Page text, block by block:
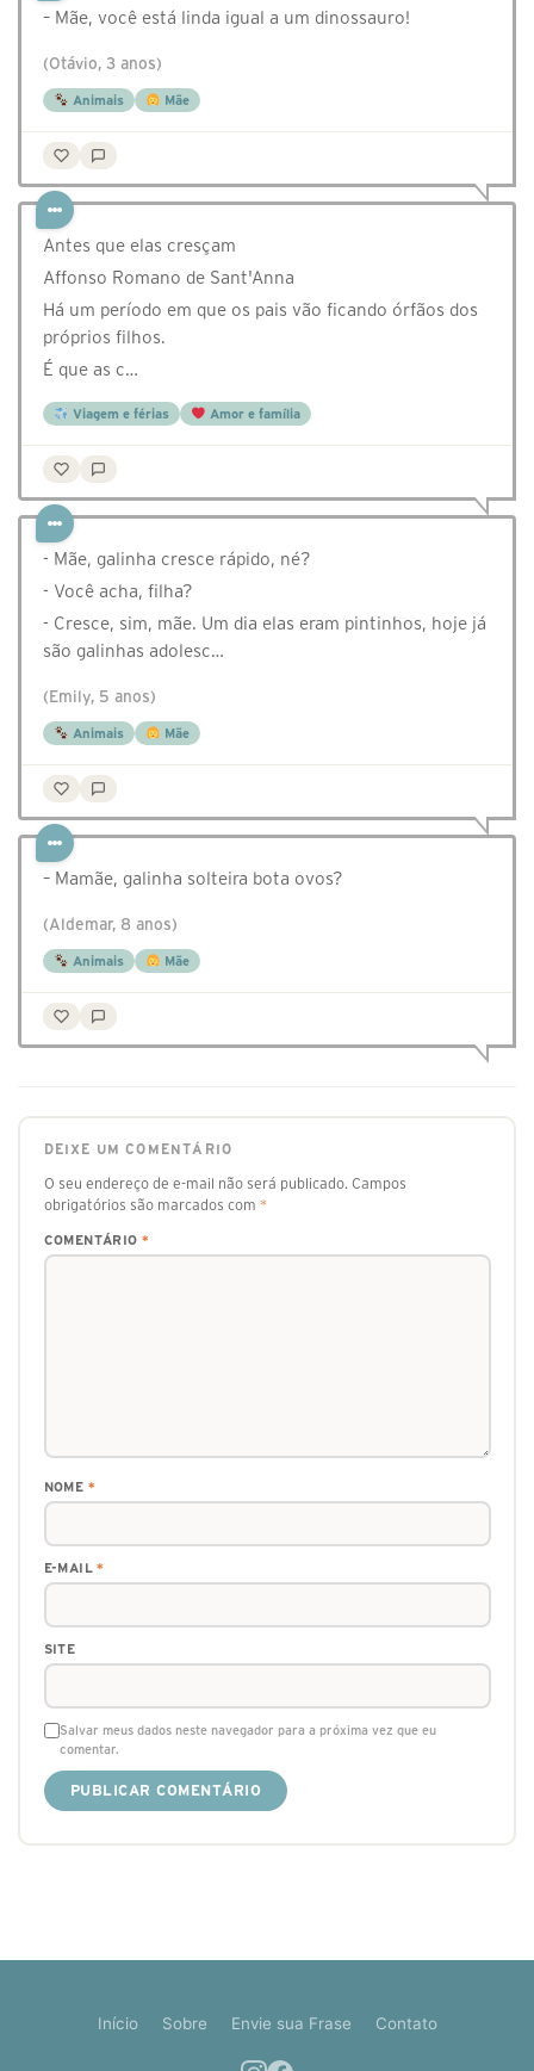
– Mãe, você está linda igual a um dinossauro!
(Otávio, 3 anos)
Animais Mãe
Antes que elas cresçam
Affonso Romano de Sant'Anna
Há um período em que os pais vão ficando órfãos dos
próprios filhos.
É que as c…
Viagem e férias Amor e família
- Mãe, galinha cresce rápido, né?
- Você acha, filha?
- Cresce, sim, mãe. Um dia elas eram pintinhos, hoje já
são galinhas adolesc…
(Emily, 5 anos)
Animais Mãe
– Mamãe, galinha solteira bota ovos?
(Aldemar, 8 anos)
Animais Mãe
DEIXE UM COMENTÁRIO
O seu endereço de e-mail não será publicado. Campos
obrigatórios são marcados com *
COMENTÁRIO *
NOME *
E-MAIL*
SITE
Salvar meus dados neste navegador para a próxima vez que eu
comentar.
Início Sobre Envie sua Frase Contato